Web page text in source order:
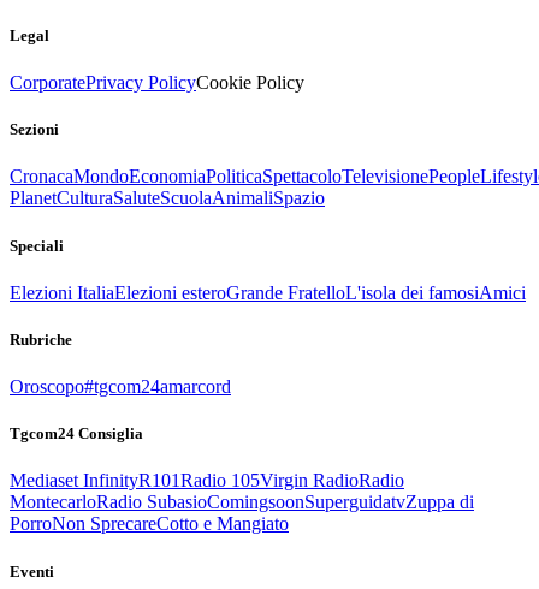
Legal
CorporatePrivacy PolicyCookie Policy
Sezioni
CronacaMondoEconomiaPoliticaSpettacoloTelevisionePeople
PlanetCulturaSaluteScuolaAnimaliSpazio
Speciali
Elezioni ItaliaElezioni esteroGrande FratelloL'isola dei famosiAmici
Rubriche
Oroscopo#tgcom24amarcord
Tgcom24 Consiglia
Mediaset InfinityR101Radio 105Virgin RadioRadio
MontecarloRadio SubasioComingsoonSuperguidatvZuppa di
PorroNon SprecareCotto e Mangiato
Eventi